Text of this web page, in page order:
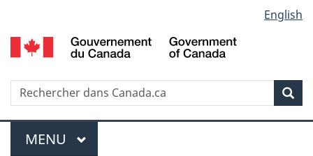
au
contenu
propos
de
la
HTML
simplifiée
selection
English
Recherche
Menu
MENU PRINCIPAL